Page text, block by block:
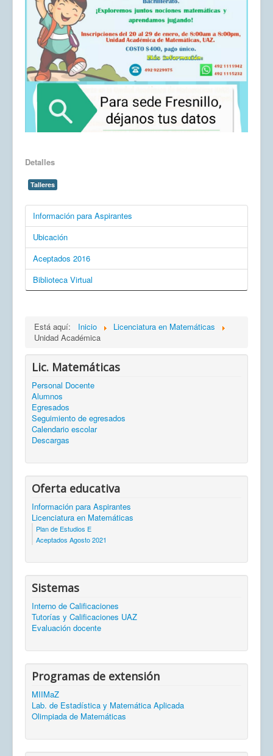
Detalles
Talleres
Información para Aspirantes
Ubicación
Aceptados 2016
Biblioteca Virtual
Está aquí: Inicio
Licenciatura en Matemáticas
Unidad Académica
Lic. Matemáticas
Personal Docente
Alumnos
Egresados
Seguimiento de egresados
Calendario escolar
Descargas
Oferta educativa
Información para Aspirantes
Licenciatura en Matemáticas
Plan de Estudios E
Aceptados Agosto 2021
Sistemas
Interno de Calificaciones
Tutorías y Calificaciones UAZ
Evaluación docente
Programas de extensión
MIIMaZ
Lab. de Estadística y Matemática Aplicada
Olimpiada de Matemáticas